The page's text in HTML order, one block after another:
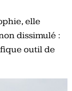
elle
dissimulé :
outil de